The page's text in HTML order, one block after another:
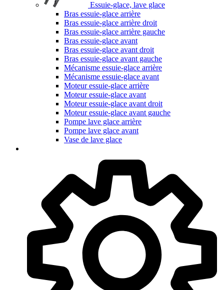
Essuie-glace, lave glace
Bras essuie-glace arrière
Bras essuie-glace arrière droit
Bras essuie-glace arrière gauche
Bras essuie-glace avant
Bras essuie-glace avant droit
Bras essuie-glace avant gauche
Mécanisme essuie-glace arrière
Mécanisme essuie-glace avant
Moteur essuie-glace arrière
Moteur essuie-glace avant
Moteur essuie-glace avant droit
Moteur essuie-glace avant gauche
Pompe lave glace arrière
Pompe lave glace avant
Vase de lave glace